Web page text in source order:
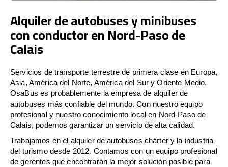
Alquiler de autobuses y minibuses
con conductor en Nord-Paso de
Calais
Servicios de transporte terrestre de primera clase en Europa,
Asia, América del Norte, América del Sur y Oriente Medio.
OsaBus es probablemente la empresa de alquiler de
autobuses más confiable del mundo. Con nuestro equipo
profesional y nuestro conocimiento local en Nord-Paso de
Calais, podemos garantizar un servicio de alta calidad.
Trabajamos en el alquiler de autobuses chárter y la industria
del turismo desde 2012. Contamos con un equipo profesional
de gerentes que encontrarán la mejor solución posible para